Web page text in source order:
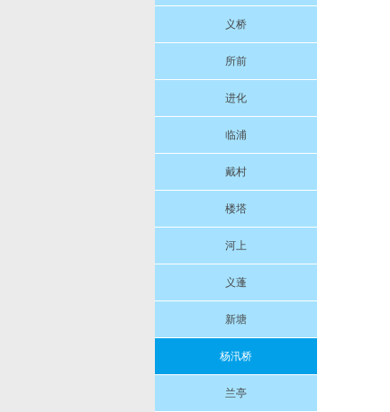
义桥
所前
进化
临浦
戴村
楼塔
河上
义蓬
新塘
杨汛桥
兰亭